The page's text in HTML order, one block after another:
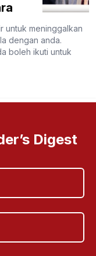
untuk meninggalkan
dengan anda.
boleh ikuti untuk
Digest